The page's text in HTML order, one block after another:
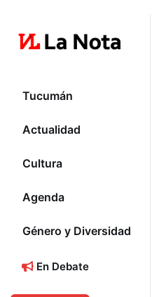
Tucumán
Actualidad
Cultura
Agenda
Género y Diversidad
En Debate